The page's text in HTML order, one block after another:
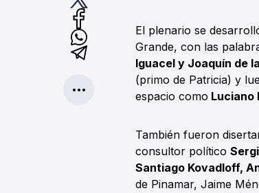
El plenario se
Grande, con las
Iguacel y Joaquín de
(primo de Patricia) y
espacio como Luciano
También fueron
consultor político
Santiago Kovadloff,
de Pinamar, Jaime